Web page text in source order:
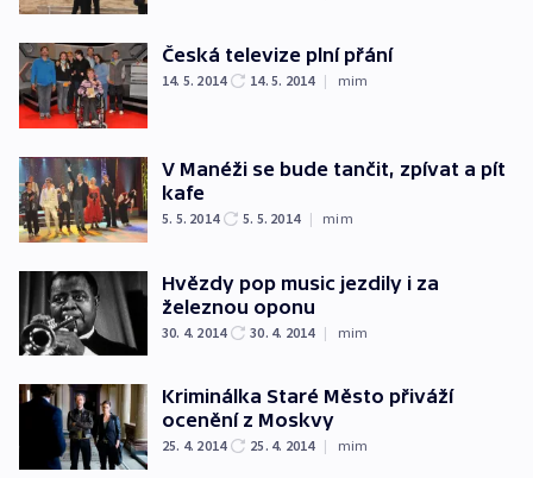
Česká televize plní přání
14. 5. 2014 14. 5. 2014 | mim
V Manéži se bude tančit, zpívat a pít
kafe
5. 5. 2014 5. 5. 2014 | mim
Hvězdy pop music jezdily i za
železnou oponu
30. 4. 2014 30. 4. 2014 | mim
Kriminálka Staré Město přiváží
ocenění z Moskvy
25. 4. 2014 25. 4. 2014 | mim